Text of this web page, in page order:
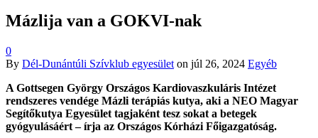
Mázlija van a GOKVI-nak
0
By Dél-Dunántúli Szívklub egyesület on júl 26, 2024 Egyéb
A Gottsegen György Országos Kardiovaszkuláris Intézet
rendszeres vendége Mázli terápiás kutya, aki a NEO Magyar
Segítőkutya Egyesület tagjaként tesz sokat a betegek
gyógyulásáért – írja az Országos Kórházi Főigazgatóság.